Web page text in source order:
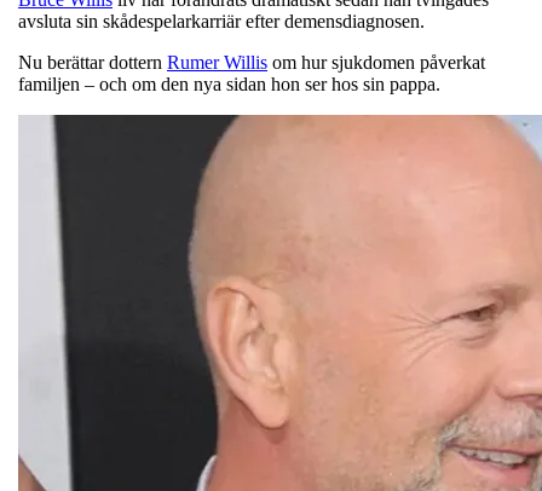
avsluta sin skådespelarkarriär efter demensdiagnosen.
Nu berättar dottern Rumer Willis om hur sjukdomen påverkat
familjen – och om den nya sidan hon ser hos sin pappa.